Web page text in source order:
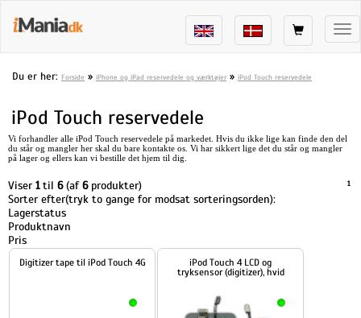
Du er her: Forside » iPhone og iPad reservedele og værktøjer » iPod Touch reservedele
iPod Touch reservedele
Vi forhandler alle iPod Touch reservedele på markedet. Hvis du ikke lige kan finde den del
du står og mangler her skal du bare kontakte os. Vi har sikkert lige det du står og mangler
på lager og ellers kan vi bestille det hjem til dig.
Viser 1til 6(af6produkter) 1
Sorter efter(tryk to gange for modsat sorteringsorden):
Lagerstatus
Produktnavn
Pris
Digitizer tape til iPod Touch 4G
iPod Touch 4 LCD og
tryksensor (digitizer), hvid